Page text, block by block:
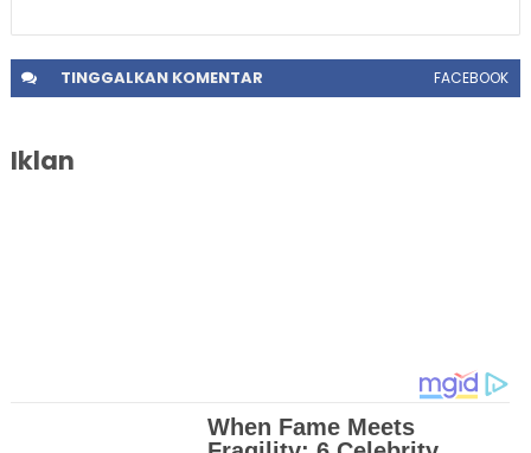
TINGGALKANKOMENTAR FACEBOOK
Iklan